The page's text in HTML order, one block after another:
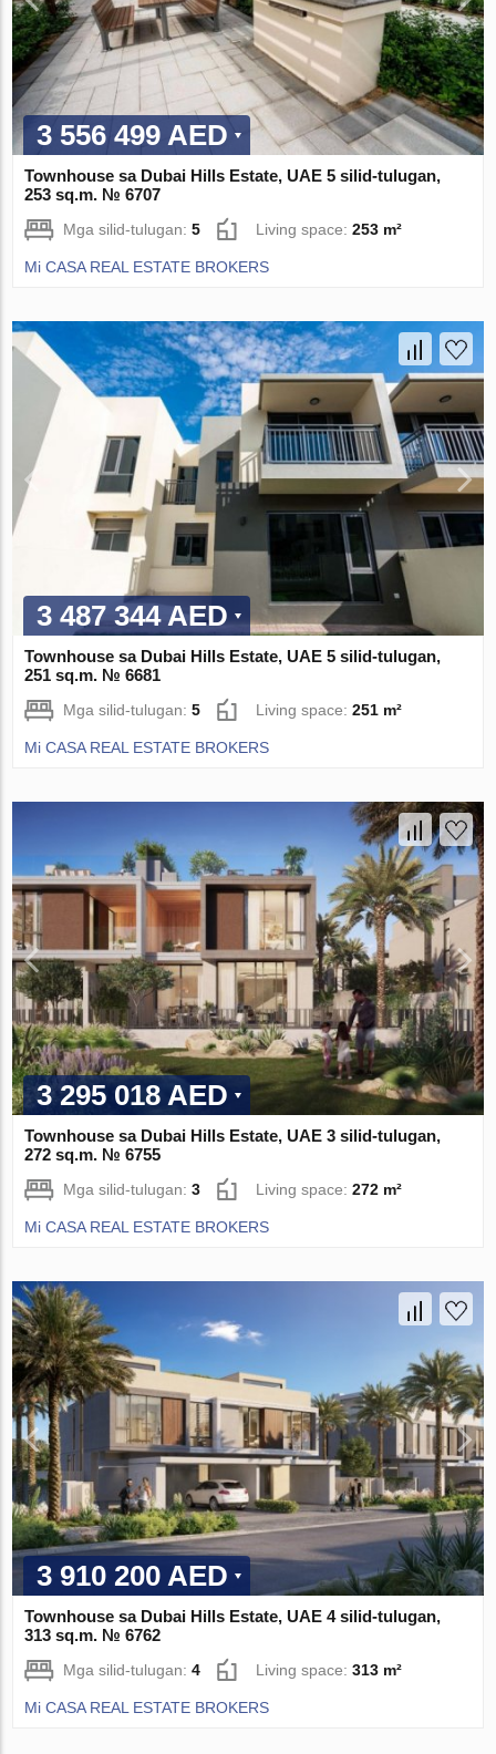
3 556 499 AED
Townhouse sa Dubai Hills Estate, UAE 5 silid-tulugan,
253 sq.m. № 6707
Mga silid-tulugan:5 Living space:253 m²
Mi CASA REAL ESTATE BROKERS
3 487 344 AED
Townhouse sa Dubai Hills Estate, UAE 5 silid-tulugan,
251 sq.m. № 6681
Mga silid-tulugan:5 Living space:251 m²
Mi CASA REAL ESTATE BROKERS
3 295 018 AED
Townhouse sa Dubai Hills Estate, UAE 3 silid-tulugan,
272 sq.m. № 6755
Mga silid-tulugan:3 Living space:272 m²
Mi CASA REAL ESTATE BROKERS
3 910 200 AED
Townhouse sa Dubai Hills Estate, UAE 4 silid-tulugan,
313 sq.m. № 6762
Mga silid-tulugan:4 Living space:313 m²
Mi CASA REAL ESTATE BROKERS